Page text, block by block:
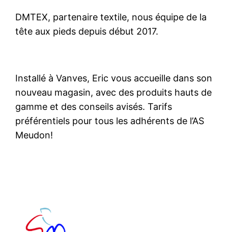
DMTEX, partenaire textile, nous équipe de la
tête aux pieds depuis début 2017.
Installé à Vanves, Eric vous accueille dans son
nouveau magasin, avec des produits hauts de
gamme et des conseils avisés. Tarifs
préférentiels pour tous les adhérents de l’AS
Meudon!